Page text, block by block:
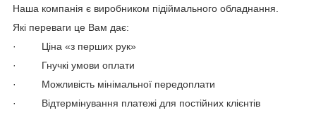
Наша компанія є виробником підіймального обладнання.
Які переваги це Вам дає:
· Ціна «з перших рук»
· Гнучкі умови оплати
· Можливість мінімальної передоплати
· Відтермінування платежі для постійних клієнтів